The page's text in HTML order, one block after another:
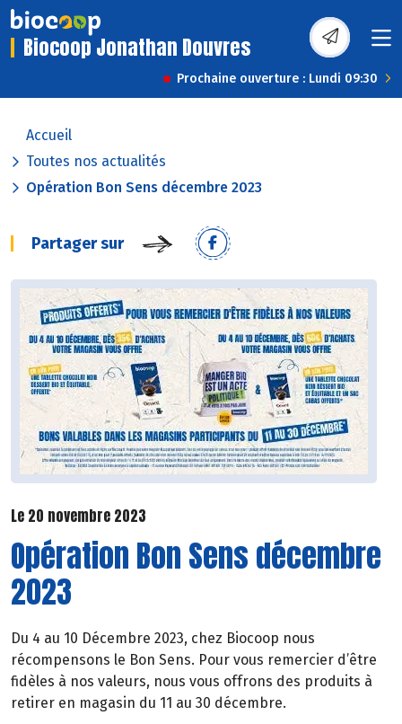
Biocoop Jonathan Douvres
Prochaine ouverture : Lundi 09:30
Accueil
Toutes nos actualités
Opération Bon Sens décembre 2023
Partager sur
Le 20 novembre 2023
Opération Bon Sens décembre
2023
Du 4 au 10 Décembre 2023, chez Biocoop nous
récompensons le Bon Sens. Pour vous remercier d’être
fidèles à nos valeurs, nous vous offrons des produits à
retirer en magasin du 11 au 30 décembre.